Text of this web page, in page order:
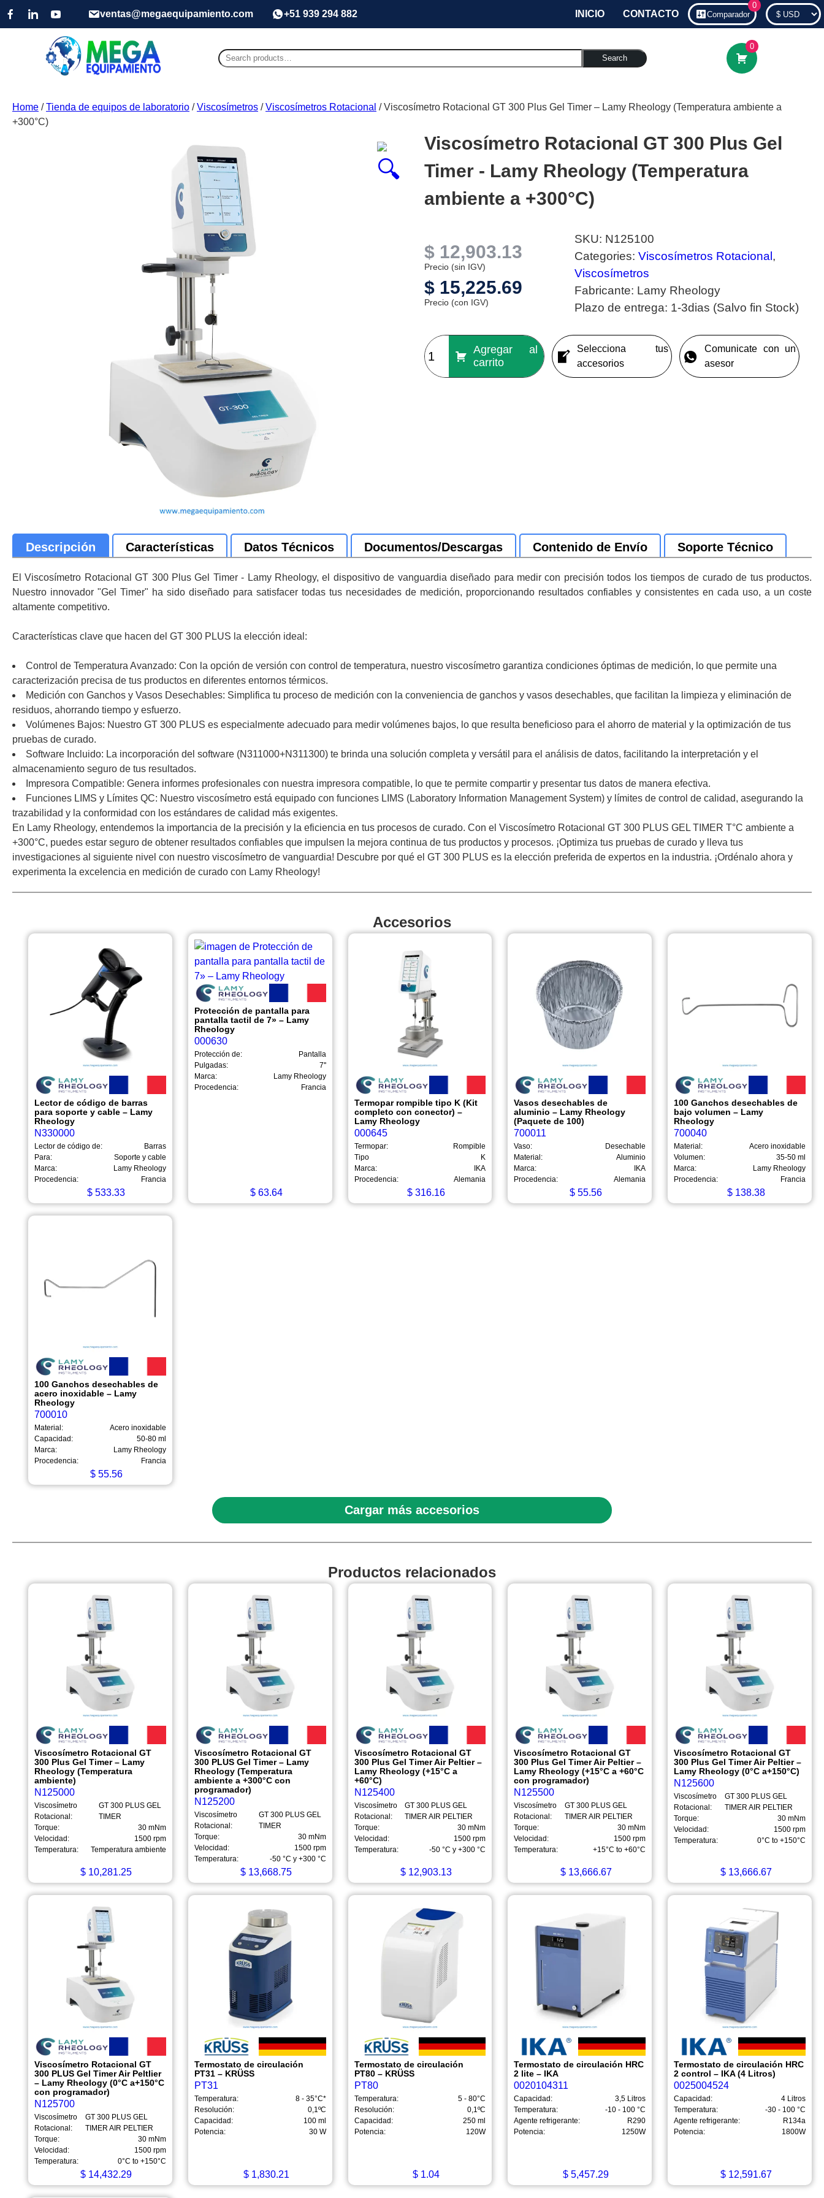
ventas@megaequipamiento.com +51 939 294 882 INICIO CONTACTO
0
Comparador
Search
for:
Search
0
Home /Tienda de equipos de laboratorio /Viscosímetros /Viscosímetros Rotacional / Viscosímetro Rotacional GT 300 Plus Gel Timer – Lamy Rheology (Temperatura ambiente a
+300°C)
Viscosímetro Rotacional GT 300 Plus Gel
Timer - Lamy Rheology (Temperatura
ambiente a +300°C)
$ 12,903.13
Precio (sin IGV)
$ 15,225.69
Precio (con IGV)
SKU: N125100
Categories: Viscosímetros Rotacional ,
Viscosímetros
Fabricante: Lamy Rheology
Plazo de entrega: 1-3dias (Salvo fin Stock)
Agregar al
carrito
Selecciona tus
accesorios
Comunicate con un
asesor
Descripción Características Datos Técnicos Documentos/Descargas Contenido de Envío Soporte Técnico
El Viscosímetro Rotacional GT 300 Plus Gel Timer - Lamy Rheology, el dispositivo de vanguardia diseñado para medir con precisión todos los tiempos de curado de tus productos.
Nuestro innovador "Gel Timer" ha sido diseñado para satisfacer todas tus necesidades de medición, proporcionando resultados confiables y consistentes en cada uso, a un coste
altamente competitivo.
Características clave que hacen del GT 300 PLUS la elección ideal:
Control de Temperatura Avanzado: Con la opción de versión con control de temperatura, nuestro viscosímetro garantiza condiciones óptimas de medición, lo que permite una
caracterización precisa de tus productos en diferentes entornos térmicos.
Medición con Ganchos y Vasos Desechables: Simplifica tu proceso de medición con la conveniencia de ganchos y vasos desechables, que facilitan la limpieza y eliminación de
residuos, ahorrando tiempo y esfuerzo.
Volúmenes Bajos: Nuestro GT 300 PLUS es especialmente adecuado para medir volúmenes bajos, lo que resulta beneficioso para el ahorro de material y la optimización de tus
pruebas de curado.
Software Incluido: La incorporación del software (N311000+N311300) te brinda una solución completa y versátil para el análisis de datos, facilitando la interpretación y el
almacenamiento seguro de tus resultados.
Impresora Compatible: Genera informes profesionales con nuestra impresora compatible, lo que te permite compartir y presentar tus datos de manera efectiva.
Funciones LIMS y Límites QC: Nuestro viscosímetro está equipado con funciones LIMS (Laboratory Information Management System) y límites de control de calidad, asegurando la
trazabilidad y la conformidad con los estándares de calidad más exigentes.
En Lamy Rheology, entendemos la importancia de la precisión y la eficiencia en tus procesos de curado. Con el Viscosímetro Rotacional GT 300 PLUS GEL TIMER T°C ambiente a
+300°C, puedes estar seguro de obtener resultados confiables que impulsen la mejora continua de tus productos y procesos. ¡Optimiza tus pruebas de curado y lleva tus
investigaciones al siguiente nivel con nuestro viscosímetro de vanguardia! Descubre por qué el GT 300 PLUS es la elección preferida de expertos en la industria. ¡Ordénalo ahora y
experimenta la excelencia en medición de curado con Lamy Rheology!
Accesorios
Lector de código de barras
para soporte y cable – Lamy
Rheology
N330000
Lector de código de:
Barras
Para:
Soporte y cable
Marca:
Lamy Rheology
Procedencia:
Francia
$ 533.33
Protección de pantalla para
pantalla tactil de 7» – Lamy
Rheology
000630
Protección de:
Pantalla
Pulgadas:
7''
Marca:
Lamy Rheology
Procedencia:
Francia
$63.64
Termopar rompible tipo K (Kit
completo con conector) –
Lamy Rheology
000645
Termopar:
Rompible
Tipo
K
Marca:
IKA
Procedencia:
Alemania
$ 316.16
Vasos desechables de
aluminio – Lamy Rheology
(Paquete de 100)
700011
Vaso:
Desechable
Material:
Aluminio
Marca:
IKA
Procedencia:
Alemania
$ 55.56
100 Ganchos desechables de
bajo volumen – Lamy
Rheology
700040
Material:
Acero inoxidable
Volumen:
35-50 ml
Marca:
Lamy Rheology
Procedencia:
Francia
$138.38
100 Ganchos desechables de
acero inoxidable – Lamy
Rheology
700010
Material:
Acero inoxidable
Capacidad:
50-80 ml
Marca:
Lamy Rheology
Procedencia:
Francia
$55.56
Cargar más accesorios
Productos relacionados
Viscosímetro Rotacional GT
300 Plus Gel Timer – Lamy
Rheology (Temperatura
ambiente)
N125000
Viscosímetro
Rotacional:
GT 300 PLUS GEL
TIMER
Torque:
30 mNm
Velocidad:
1500 rpm
Temperatura:
Temperatura ambiente
$ 10,281.25
Viscosímetro Rotacional GT
300 PLUS Gel Timer – Lamy
Rheology (Temperatura
ambiente a +300°C con
programador)
N125200
Viscosímetro
Rotacional:
GT 300 PLUS GEL
TIMER
Torque:
30 mNm
Velocidad:
1500 rpm
Temperatura:
-50 °C y +300 °C
$ 13,668.75
Viscosímetro Rotacional GT
300 Plus Gel Timer Air Peltier –
Lamy Rheology (+15°C a
+60°C)
N125400
Viscosímetro
Rotacional:
GT 300 PLUS GEL
TIMER AIR PELTIER
Torque:
30 mNm
Velocidad:
1500 rpm
Temperatura:
-50 °C y +300 °C
$ 12,903.13
Viscosímetro Rotacional GT
300 Plus Gel Timer Air Peltier –
Lamy Rheology (+15°C a +60°C
con programador)
N125500
Viscosímetro
Rotacional:
GT 300 PLUS GEL
TIMER AIR PELTIER
Torque:
30 mNm
Velocidad:
1500 rpm
Temperatura:
+15°C to +60°C
$13,666.67
Viscosímetro Rotacional GT
300 Plus Gel Timer Air Peltier –
Lamy Rheology (0°C a+150°C)
N125600
Viscosímetro
Rotacional:
GT 300 PLUS GEL
TIMER AIR PELTIER
Torque:
30 mNm
Velocidad:
1500 rpm
Temperatura:
0°C to +150°C
$13,666.67
Viscosímetro Rotacional GT
300 PLUS Gel Timer Air PeltIier
– Lamy Rheology (0°C a+150°C
con programador)
N125700
Viscosímetro
Rotacional:
GT 300 PLUS GEL
TIMER AIR PELTIER
Torque:
30 mNm
Velocidad:
1500 rpm
Temperatura:
0°C to +150°C
$ 14,432.29
Termostato de circulación
PT31 – KRÜSS
PT31
Temperatura:
8 - 35°C*
Resolución:
0,1ºC
Capacidad:
100 ml
Potencia:
30 W
$1,830.21
Termostato de circulación
PT80 – KRÜSS
PT80
Temperatura:
5 - 80°C
Resolución:
0,1ºC
Capacidad:
250 ml
Potencia:
120W
$ 1.04
Termostato de circulación HRC
2 lite – IKA
0020104311
Capacidad:
3,5 Litros
Temperatura:
-10 - 100 °C
Agente refrigerante:
R290
Potencia:
1250W
$ 5,457.29
Termostato de circulación HRC
2 control – IKA (4 Litros)
0025004524
Capacidad:
4 Litros
Temperatura:
-30 - 100 °C
Agente refrigerante:
R134a
Potencia:
1800W
$12,591.67